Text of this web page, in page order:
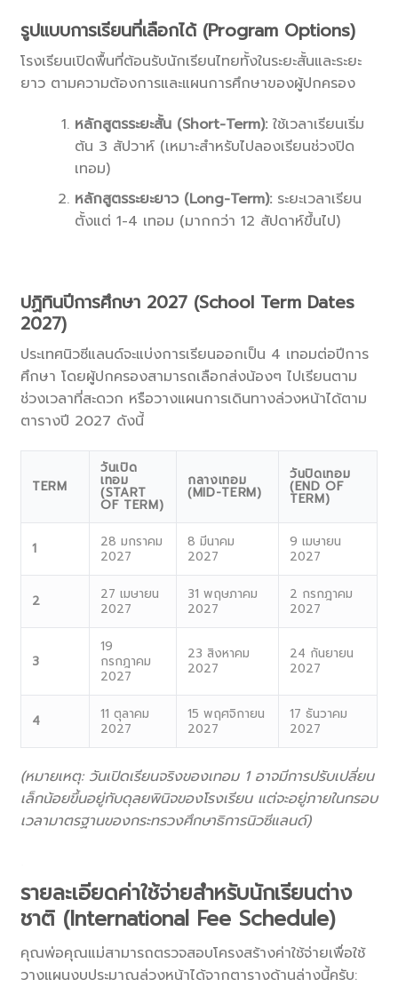
รูปแบบการเรียนที่เลือกได้ (Program Options)
โรงเรียนเปิดพื้นที่ต้อนรับนักเรียนไทยทั้งในระยะสั้นและระยะ
ยาว ตามความต้องการและแผนการศึกษาของผู้ปกครอง
หลักสูตรระยะสั้น (Short-Term):ใช้เวลาเรียนเริ่ม
ต้น 3 สัปวาห์ (เหมาะสำหรับไปลองเรียนช่วงปิด
เทอม)
หลักสูตรระยะยาว (Long-Term):ระยะเวลาเรียน
ตั้งแต่ 1-4 เทอม (มากกว่า 12 สัปดาห์ขึ้นไป)
ปฏิทินปีการศึกษา 2027 (School Term Dates
2027)
ประเทศนิวซีแลนด์จะแบ่งการเรียนออกเป็น 4 เทอมต่อปีการ
ศึกษา โดยผู้ปกครองสามารถเลือกส่งน้องๆ ไปเรียนตาม
ช่วงเวลาที่สะดวก หรือวางแผนการเดินทางล่วงหน้าได้ตาม
ตารางปี 2027 ดังนี้
TERM
วันเปิด
เทอม
(START
OF TERM)
กลางเทอม
(MID-TERM)
วันปิดเทอม
(END OF
TERM)
1
28 มกราคม
2027
8 มีนาคม
2027
9 เมษายน
2027
2
27 เมษายน
2027
31 พฤษภาคม
2027
2 กรกฎาคม
2027
3
19
กรกฎาคม
2027
23 สิงหาคม
2027
24 กันยายน
2027
4
11 ตุลาคม
2027
15 พฤศจิกายน
2027
17 ธันวาคม
2027
(หมายเหตุ: วันเปิดเรียนจริงของเทอม 1 อาจมีการปรับเปลี่ยน
เล็กน้อยขึ้นอยู่กับดุลยพินิจของโรงเรียน แต่จะอยู่ภายในกรอบ
เวลามาตรฐานของกระทรวงศึกษาธิการนิวซีแลนด์)
รายละเอียดค่าใช้จ่ายสำหรับนักเรียนต่าง
ชาติ (International Fee Schedule)
คุณพ่อคุณแม่สามารถตรวจสอบโครงสร้างค่าใช้จ่ายเพื่อใช้
วางแผนงบประมาณล่วงหน้าได้จากตารางด้านล่างนี้ครับ: